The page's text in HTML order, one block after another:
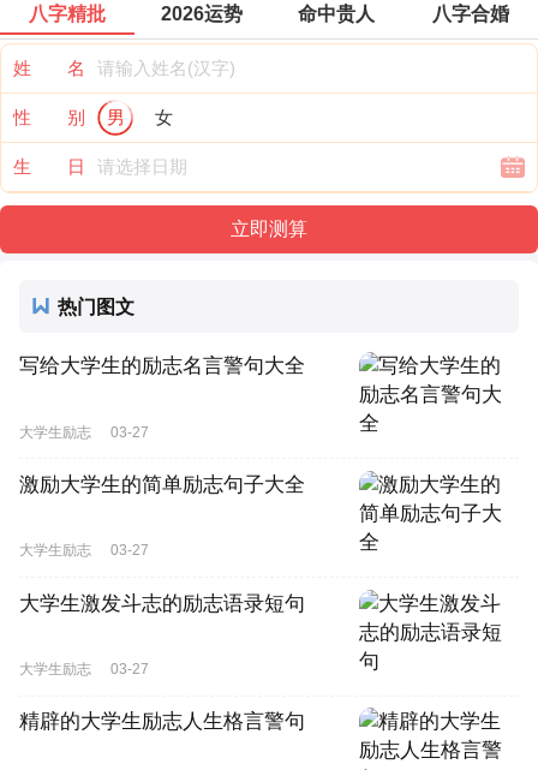
八字精批 2026运势 命中贵人 八字合婚
姓 名
性 别 男 女
生 日
热门图文
写给大学生的励志名言警句大全
大学生励志 03-27
激励大学生的简单励志句子大全
大学生励志 03-27
大学生激发斗志的励志语录短句
大学生励志 03-27
精辟的大学生励志人生格言警句